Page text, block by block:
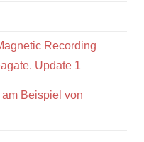
Recording
Update 1
Beispiel von